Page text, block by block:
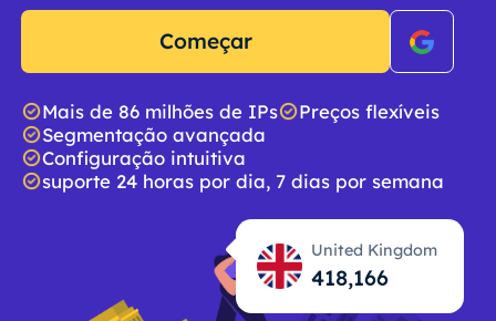
Começar
Mais de 86 milhões de IPs
Preços flexíveis
Segmentação avançada
Configuração intuitiva
suporte 24 horas por dia, 7 dias por semana
United Kingdom
418,167